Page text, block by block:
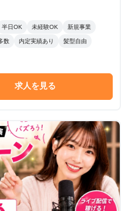
半日OK 未経験OK 新規事業
数 内定実績あり 髪型自由
求人を見る